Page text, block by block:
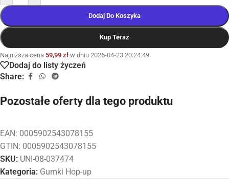
Dodaj Do Koszyka
Kup Teraz
Najniższa cena 59,99 zł w dniu 2026-04-23 20:24:49
Dodaj do listy życzeń
Share:
Pozostałe oferty dla tego produktu
EAN: 0005902543078155
GTIN: 0005902543078155
SKU: UNI-08-037474
Kategoria: Gumki Hop-up